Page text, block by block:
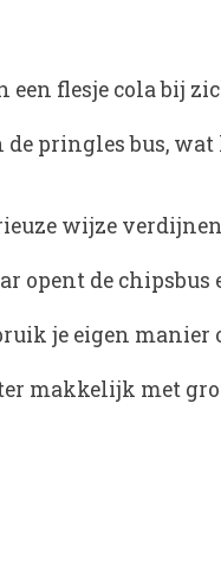
flesje cola bij
de pringles bus,
wijze
opent de
je eigen
makkelijk met